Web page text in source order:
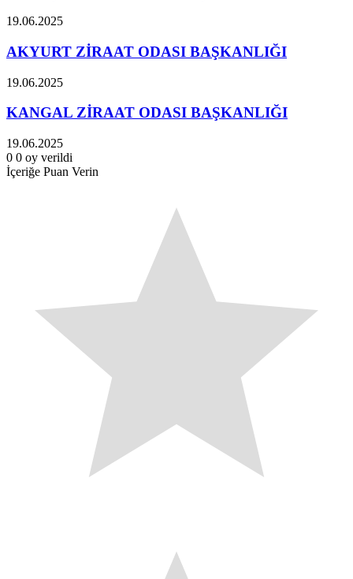
19.06.2025
AKYURT ZİRAAT ODASI BAŞKANLIĞI
19.06.2025
KANGAL ZİRAAT ODASI BAŞKANLIĞI
19.06.2025
0 0 oy verildi
İçeriğe Puan Verin